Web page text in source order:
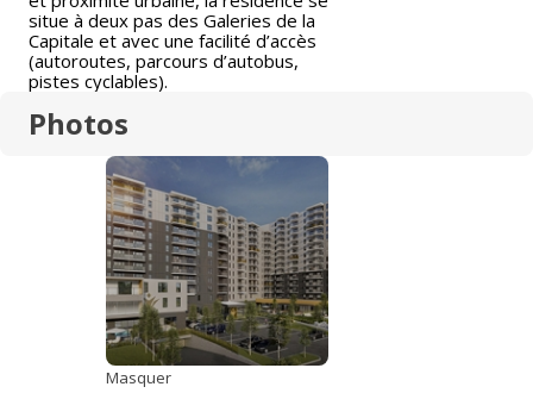
situe à deux pas des Galeries de la
Capitale et avec une facilité d’accès
(autoroutes, parcours d’autobus,
pistes cyclables).
Photos
Masquer